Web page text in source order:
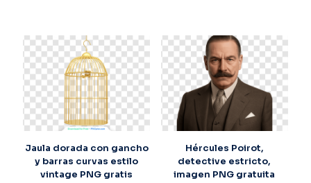
Jaula dorada con gancho
y barras curvas estilo
vintage PNG gratis
Hércules Poirot,
detective estricto,
imagen PNG gratuita